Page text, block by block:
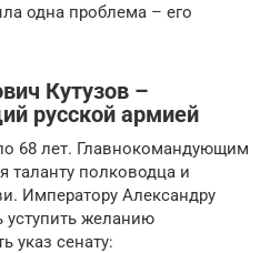
одна проблема – его
Кутузов –
русской армией
68 лет. Главнокомандующим
таланту полководца и
Императору Александру
уступить желанию
указ сенату: